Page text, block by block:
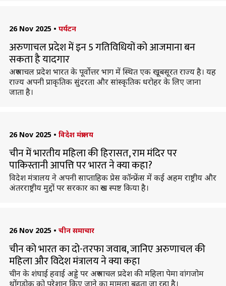
26 Nov 2025 • पर्यटन
अरुणाचल प्रदेश में इन 5 गतिविधियों को आजमाना बन
सकता है यादगार
अरुणाचल प्रदेश भारत के पूर्वोत्तर भाग में स्थित एक खूबसूरत राज्य है। यह
राज्य अपनी प्राकृतिक सुंदरता और सांस्कृतिक धरोहर के लिए जाना
जाता है।
26 Nov 2025 • विदेश मंत्रालय
चीन में भारतीय महिला की हिरासत, राम मंदिर पर
पाकिस्तानी आपत्ति पर भारत ने क्या कहा?
विदेश मंत्रालय ने अपनी साप्ताहिक प्रेस कॉन्फ्रेंस में कई अहम राष्ट्रीय और
अंतरराष्ट्रीय मुद्दों पर सरकार का रुख स्पष्ट किया है।
26 Nov 2025 • चीन समाचार
चीन को भारत का दो-तरफा जवाब, जानिए अरुणाचल की
महिला और विदेश मंत्रालय ने क्या कहा
चीन के शंघाई हवाई अड्डे पर अरुणाचल प्रदेश की महिला पेमा वांगजोम
थोंगडोक को परेशान किए जाने का मामला बढ़ता जा रहा है।